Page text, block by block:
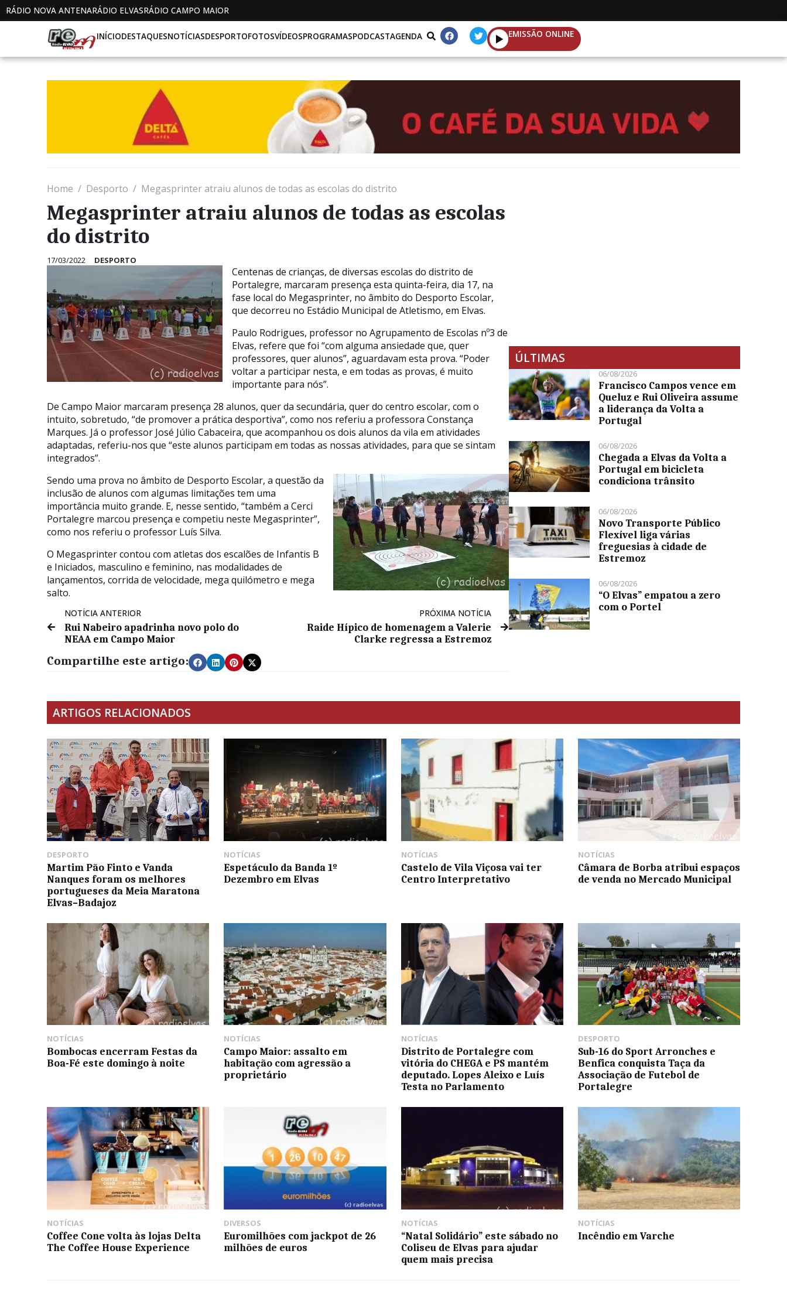
RÁDIO NOVA ANTENARÁDIO ELVASRÁDIO CAMPO MAIOR
INÍCIODESTAQUESNOTÍCIASDESPORTOFOTOSVÍDEOSPROGRAMASPODCASTAGENDA EMISSÃO ONLINE
Home Desporto Megasprinter atraiu alunos de todas as escolas do distrito
Megasprinter atraiu alunos de todas as escolas
do distrito
17/03/2022 DESPORTO
Centenas de crianças, de diversas escolas do distrito de
Portalegre, marcaram presença esta quinta-feira, dia 17, na
fase local do Megasprinter, no âmbito do Desporto Escolar,
que decorreu no Estádio Municipal de Atletismo, em Elvas.
Paulo Rodrigues, professor no Agrupamento de Escolas nº3 de
Elvas, refere que foi “com alguma ansiedade que, quer
professores, quer alunos”, aguardavam esta prova. “Poder
voltar a participar nesta, e em todas as provas, é muito
importante para nós”.
De Campo Maior marcaram presença 28 alunos, quer da secundária, quer do centro escolar, com o
intuito, sobretudo, “de promover a prática desportiva”, como nos referiu a professora Constança
Marques. Já o professor José Júlio Cabaceira, que acompanhou os dois alunos da vila em atividades
adaptadas, referiu-nos que “este alunos participam em todas as nossas atividades, para que se sintam
integrados”.
Sendo uma prova no âmbito de Desporto Escolar, a questão da
inclusão de alunos com algumas limitações tem uma
importância muito grande. E, nesse sentido, “também a Cerci
Portalegre marcou presença e competiu neste Megasprinter”,
como nos referiu o professor Luís Silva.
O Megasprinter contou com atletas dos escalões de Infantis B
e Iniciados, masculino e feminino, nas modalidades de
lançamentos, corrida de velocidade, mega quilómetro e mega
salto.
NOTÍCIA ANTERIOR
Rui Nabeiro apadrinha novo polo do
NEAA em Campo Maior
PRÓXIMA NOTÍCIA
Raide Hípico de homenagem a Valerie
Clarke regressa a Estremoz
Compartilhe este artigo:
ÚLTIMAS
06/08/2026
Francisco Campos vence em
Queluz e Rui Oliveira assume
a liderança da Volta a
Portugal
06/08/2026
Chegada a Elvas da Volta a
Portugal em bicicleta
condiciona trânsito
06/08/2026
Novo Transporte Público
Flexível liga várias
freguesias à cidade de
Estremoz
06/08/2026
“O Elvas” empatou a zero
com o Portel
ARTIGOS RELACIONADOS
DESPORTO
Martim Pão Finto e Vanda
Nanques foram os melhores
portugueses da Meia Maratona
Elvas–Badajoz
NOTÍCIAS
Espetáculo da Banda 1º
Dezembro em Elvas
NOTÍCIAS
Castelo de Vila Viçosa vai ter
Centro Interpretativo
NOTÍCIAS
Câmara de Borba atribui espaços
de venda no Mercado Municipal
NOTÍCIAS
Bombocas encerram Festas da
Boa-Fé este domingo à noite
NOTÍCIAS
Campo Maior: assalto em
habitação com agressão a
proprietário
NOTÍCIAS
Distrito de Portalegre com
vitória do CHEGA e PS mantém
deputado. Lopes Aleixo e Luís
Testa no Parlamento
DESPORTO
Sub-16 do Sport Arronches e
Benfica conquista Taça da
Associação de Futebol de
Portalegre
NOTÍCIAS
Coffee Cone volta às lojas Delta
The Coffee House Experience
DIVERSOS
Euromilhões com jackpot de 26
milhões de euros
NOTÍCIAS
“Natal Solidário” este sábado no
Coliseu de Elvas para ajudar
quem mais precisa
NOTÍCIAS
Incêndio em Varche